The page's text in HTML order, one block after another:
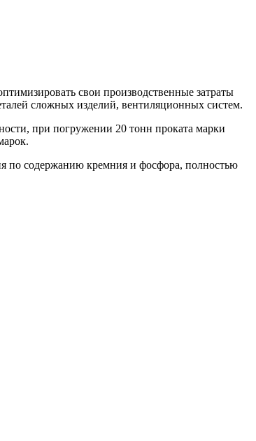
свои производственные затраты
сложных изделий, вентиляционных систем.
при погружении 20 тонн проката марки
по содержанию кремния и фосфора, полностью